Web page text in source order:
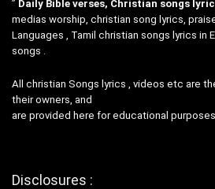
” Daily Bible verses, Christian songs
medias worship, christian song lyrics,
Languages , Tamil christian songs lyrics in
songs .
All christian Songs lyrics , videos etc are
their owners, and
are provided here for educational purposes
Disclosures :